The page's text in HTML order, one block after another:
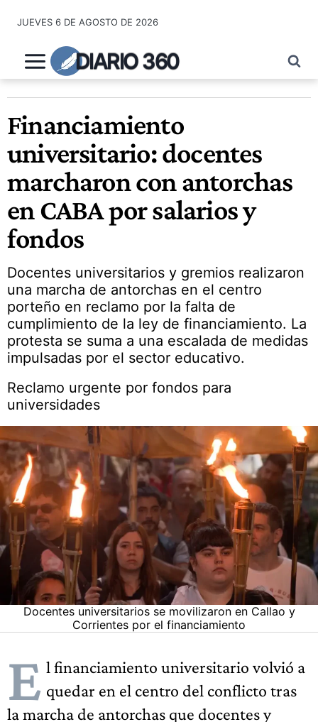
contenido
JUEVES 6 DE AGOSTO DE 2026
DIARIO 360
Financiamiento
universitario: docentes
marcharon con antorchas
en CABA por salarios y
fondos
Docentes universitarios y gremios realizaron
una marcha de antorchas en el centro
porteño en reclamo por la falta de
cumplimiento de la ley de financiamiento. La
protesta se suma a una escalada de medidas
impulsadas por el sector educativo.
Reclamo urgente por fondos para
universidades
Docentes universitarios se movilizaron en Callao y
Corrientes por el financiamiento
E l financiamiento universitario volvió a
quedar en el centro del conflicto tras
la marcha de antorchas que docentes y